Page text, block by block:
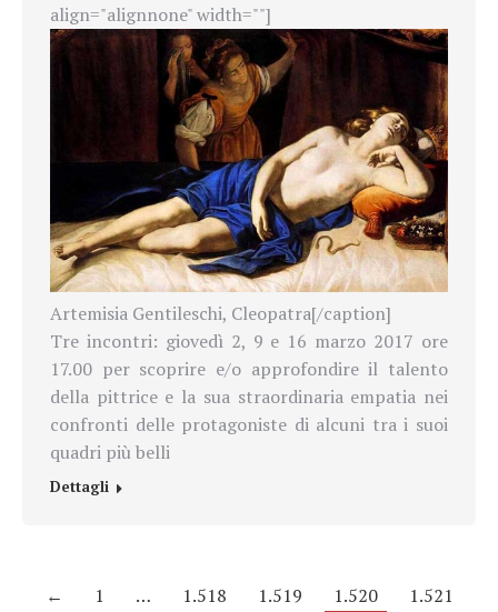
align="alignnone" width=""]
Artemisia Gentileschi, Cleopatra[/caption]
Tre incontri: giovedì 2, 9 e 16 marzo 2017 ore
17.00 per scoprire e/o approfondire il talento
della pittrice e la sua straordinaria empatia nei
confronti delle protagoniste di alcuni tra i suoi
quadri più belli
Dettagli
← 1 … 1.518 1.519 1.520
1.521